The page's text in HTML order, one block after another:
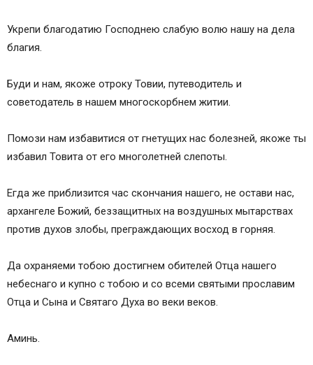
Укрепи благодатию Господнею слабую волю нашу на дела
благия.
Буди и нам, якоже отроку Товии, путеводитель и
советодатель в нашем многоскорбнем житии.
Помози нам избавитися от гнетущих нас болезней, якоже ты
избавил Товита от его многолетней слепоты.
Егда же приблизится час скончания нашего, не остави нас,
архангеле Божий, беззащитных на воздушных мытарствах
против духов злобы, преграждающих восход в горняя.
Да охраняеми тобою достигнем обителей Отца нашего
небеснаго и купно с тобою и со всеми святыми прославим
Отца и Сына и Святаго Духа во веки веков.
Аминь.